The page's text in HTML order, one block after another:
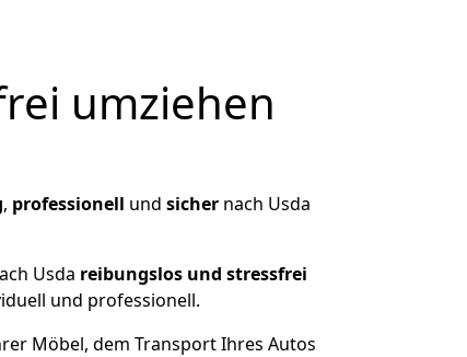
umziehen
, professionell und sicher nach Usda
Usda reibungslos und stressfrei
und professionell.
Möbel, dem Transport Ihres Autos